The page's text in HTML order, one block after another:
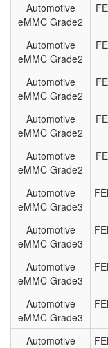
Automotive
eMMC Grade2
Automotive
eMMC Grade2
Automotive
eMMC Grade2
Automotive
eMMC Grade2
Automotive
eMMC Grade2
Automotive
eMMC Grade3
Automotive
eMMC Grade3
Automotive
eMMC Grade3
Automotive
eMMC Grade3
Automotive